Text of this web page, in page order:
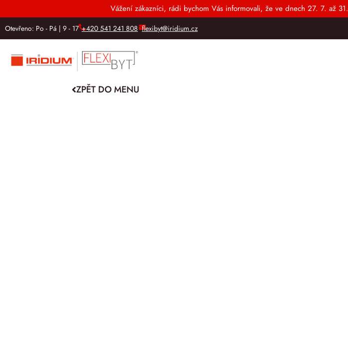
Vážení zákazníci, rádi bychom Vás informovali, že ve dnech 27. 7. až
Otevřeno: Po - Pá | 9 - 17 +420 541 241 808 flexibyt@iridium.cz
ZPĚT DO MENU